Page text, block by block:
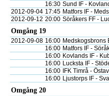
16:30 Sund IF -
2012-09-04 17:45 Matfors IF -
2012-09-12 20:00 Söråkers FF -
Omgång 19
2012-09-08 16:00 Medskogsbrons
16:00 Matfors IF -
16:00 Kovlands IF -
16:00 Lucksta IF -
16:00
IFK Timrå -
16:00 Ljustorps IF -
Omgång 20